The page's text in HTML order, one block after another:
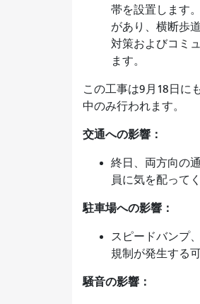
帯を設置します
があり、横断歩
対策およびコミ
ます。
この工事は9月18日に
中のみ行われます。
交通への影響：
終日、両方向の
員に気を配って
駐車場への影響：
スピードバンプ
規制が発生する
騒音の影響：